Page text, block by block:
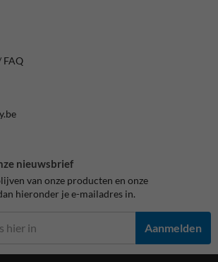
FAQ
nieuwsbrief
van onze producten en onze
hieronder je e-mailadres in.
Aanmelden